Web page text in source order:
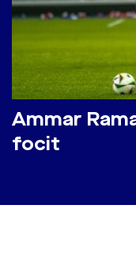
Ammar
focit